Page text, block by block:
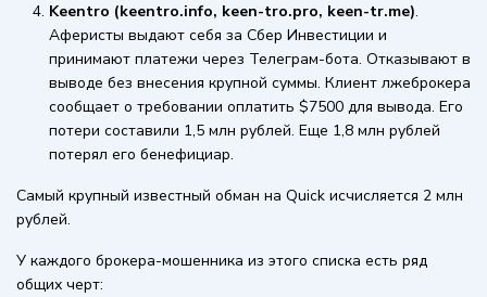
Keentro (keentro.info, keen-tro.pro, keen-tr.me).
Аферисты выдают себя за Сбер Инвестиции и
принимают платежи через Телеграм-бота. Отказывают в
выводе без внесения крупной суммы. Клиент лжеброкера
сообщает о требовании оплатить $7500 для вывода. Его
потери составили 1,5 млн рублей. Еще 1,8 млн рублей
потерял его бенефициар.
Самый крупный известный обман на Quick исчисляется 2 млн
рублей.
У каждого брокера-мошенника из этого списка есть ряд
общих черт: